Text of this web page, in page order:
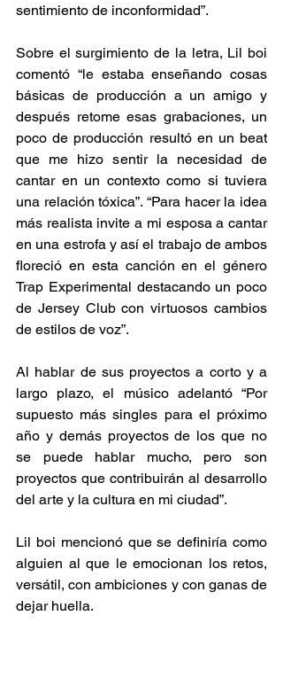
sentimiento de inconformidad”.
Sobre el surgimiento de la letra, Lil boi
comentó “le estaba enseñando cosas
básicas de producción a un amigo y
después retome esas grabaciones, un
poco de producción resultó en un beat
que me hizo sentir la necesidad de
cantar en un contexto como si tuviera
una relación tóxica”. “Para hacer la idea
más realista invite a mi esposa a cantar
en una estrofa y así el trabajo de ambos
floreció en esta canción en el género
Trap Experimental destacando un poco
de Jersey Club con virtuosos cambios
de estilos de voz”.
Al hablar de sus proyectos a corto y a
largo plazo, el músico adelantó “Por
supuesto más singles para el próximo
año y demás proyectos de los que no
se puede hablar mucho, pero son
proyectos que contribuirán al desarrollo
del arte y la cultura en mi ciudad”.
Lil boi mencionó que se definiría como
alguien al que le emocionan los retos,
versátil, con ambiciones y con ganas de
dejar huella.